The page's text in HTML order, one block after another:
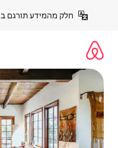
אוטומטי. להצגה בשפת המקור